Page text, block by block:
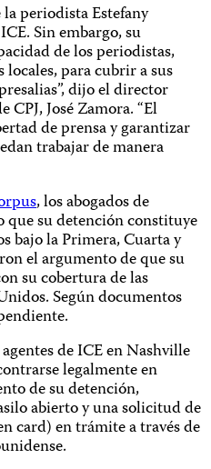
periodista Estefany
Sin embargo, su
de los periodistas,
para cubrir a sus
dijo el director
José Zamora. “El
de prensa y garantizar
trabajar de manera
, los abogados de
su detención constituye
bajo la Primera, Cuarta y
el argumento de que su
su cobertura de las
Según documentos
de ICE en Nashville
legalmente en
de su detención,
abierto y una solicitud de
card) en trámite a través de